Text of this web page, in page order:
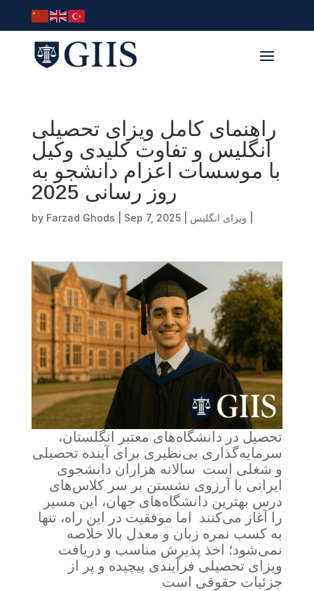
راهنمای کامل ویزای تحصیلی
انگلیس و تفاوت کلیدی وکیل
با موسسات اعزام دانشجو به
روز رسانی 2025
by Farzad Ghods Sep 7, 2025| ویزای انگلیس
تحصیل در دانشگاه‌های معتبر انگلستان،
سرمایه‌گذاری بی‌نظیری برای آینده تحصیلی
و شغلی است سالانه هزاران دانشجوی
ایرانی با آرزوی نشستن بر سر کلاس‌های
درس بهترین دانشگاه‌های جهان، این مسیر
را آغاز می‌کنند اما موفقیت در این راه، تنها
به کسب نمره زبان و معدل بالا خلاصه
نمی‌شود؛ اخذ پذیرش مناسب و دریافت
ویزای تحصیلی فرآیندی پیچیده و پر از
جزئیات حقوقی است